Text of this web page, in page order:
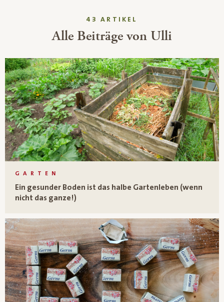
43 ARTIKEL
Alle Beiträge von Ulli
GARTEN
Ein gesunder Boden ist das halbe Gartenleben (wenn
nicht das ganze!)